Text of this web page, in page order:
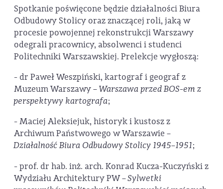
Spotkanie poświęcone będzie działalności Biura
Odbudowy Stolicy oraz znaczącej roli, jaką w
procesie powojennej rekonstrukcji Warszawy
odegrali pracownicy, absolwenci i studenci
Politechniki Warszawskiej. Prelekcje wygłoszą:
- dr Paweł Weszpiński, kartograf i geograf z
Muzeum Warszawy –Warszawa przed BOS-em z
perspektywy kartografa;
- Maciej Aleksiejuk, historyk i kustosz z
Archiwum Państwowego w Warszawie –
Działalność Biura Odbudowy Stolicy 1945–1951;
- prof. dr hab. inż. arch. Konrad Kucza-Kuczyński z
Wydziału Architektury PW –Sylwetki